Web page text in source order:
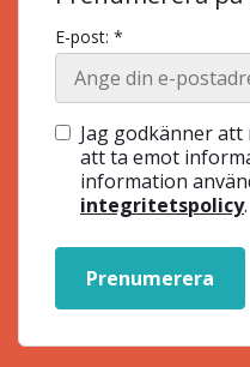
E-post: *
Jag godkänner
att ta emot
information
integritetspolicy.
Prenumerera